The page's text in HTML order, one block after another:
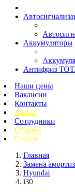
Аккумуляторы
Антифриз
Наши цены
Вакансии
Контакты
Акции
Сотрудники
Отзывы
Статьи
Главная
Замена
Hyundai
i30